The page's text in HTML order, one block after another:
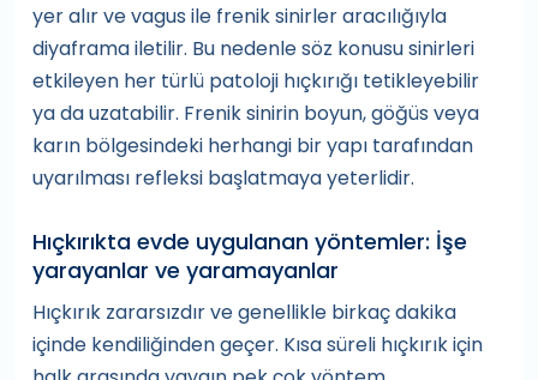
yer alır ve vagus ile frenik sinirler aracılığıyla
diyaframa iletilir. Bu nedenle söz konusu sinirleri
etkileyen her türlü patoloji hıçkırığı tetikleyebilir
ya da uzatabilir. Frenik sinirin boyun, göğüs veya
karın bölgesindeki herhangi bir yapı tarafından
uyarılması refleksi başlatmaya yeterlidir.
Hıçkırıkta evde uygulanan yöntemler: İşe
yarayanlar ve yaramayanlar
Hıçkırık zararsızdır ve genellikle birkaç dakika
içinde kendiliğinden geçer. Kısa süreli hıçkırık için